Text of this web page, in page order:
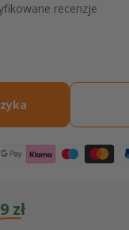
recenzje
zł